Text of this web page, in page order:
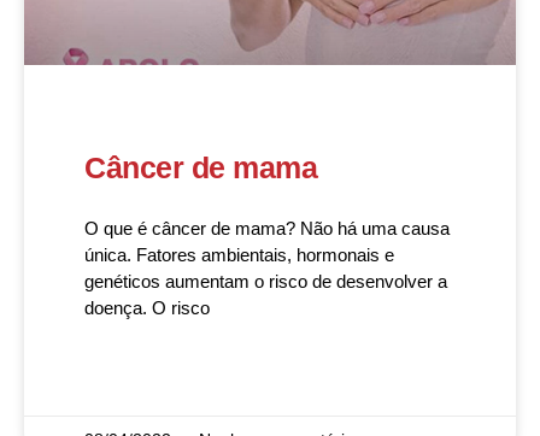
Câncer de mama
O que é câncer de mama? Não há uma causa
única. Fatores ambientais, hormonais e
genéticos aumentam o risco de desenvolver a
doença. O risco